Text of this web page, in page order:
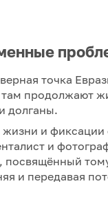
точка
продолжают
долганы.
и фиксации
и
, посвящённый
и передавая